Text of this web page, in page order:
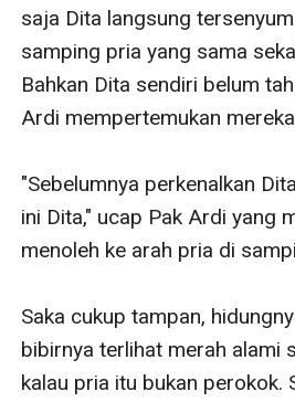
saja Dita langsung
samping pria yang sama
Bahkan Dita sendiri belum
Ardi mempertemukan
"Sebelumnya perkenalkan
ini Dita," ucap Pak Ardi yang
menoleh ke arah pria di
Saka cukup tampan,
bibirnya terlihat merah alami
kalau pria itu bukan perokok.